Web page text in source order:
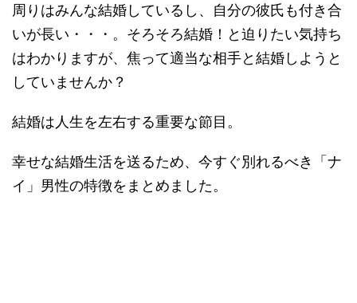
周りはみんな結婚しているし、自分の彼氏も付き合
いが長い・・・。そろそろ結婚！と迫りたい気持ち
はわかりますが、焦って適当な相手と結婚しようと
していませんか？
結婚は人生を左右する重要な節目。
幸せな結婚生活を送るため、今すぐ別れるべき「ナ
イ」男性の特徴をまとめました。